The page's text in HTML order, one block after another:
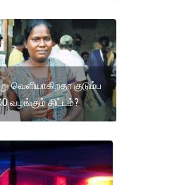
வெளியாகிறதா குடும்ப
வழங்கும் திட்டம்?